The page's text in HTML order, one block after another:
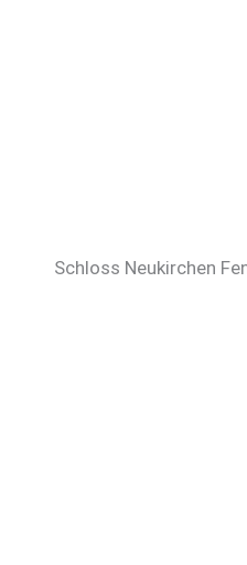
Schloss Neukirchen